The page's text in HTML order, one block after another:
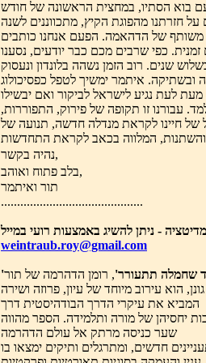
בוא הסתיו, במחצית הראשונה של חודש
על חזרתנו מהפוגת הקיץ, מתכווננים לשנה
משותף של הדהאמה. הפעם אנחנו כותבים
כפי שרבים מכם כבר יודעים, נסענו
שנים. רוב הזמן נשהה בלונדון ונעסוק
ובשתיקה. איתמר ימשיך לטפל כפסיכולוג
לעת נגיע לישראל לביקור ואם יבשילו
עבורנו זו תקופה של פירוק, התפוררות,
של חיינו לקראת מנדלה חדשה, תנועה של
נהיה בקשר,
בלב פתוח ואוהב,
תור ואיתמר
............................................
weintraub.roy@gmail.com
שחמלה תתעורר', רומן הדהרמה של תור
גונן, הוא עירוב מיוחד של עיון, פרוזה ושירה
המביא את עיקרי הדרך הבודהיסטית דרך
יחסיהן של מורה ותלמידה. הספר מהווה
שער כניסה מרתק אל עולם הדהרמה
חדשים, ומתרגלים ותיקים ימצאו בו